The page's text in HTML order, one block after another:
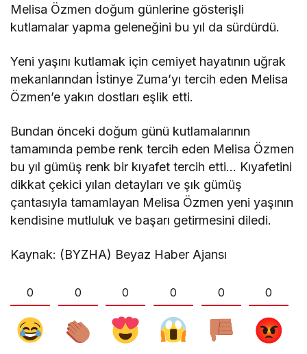
Melisa Özmen doğum günlerine gösterişli
kutlamalar yapma geleneğini bu yıl da sürdürdü.
Yeni yaşını kutlamak için cemiyet hayatının uğrak
mekanlarından İstinye Zuma’yı tercih eden Melisa
Özmen’e yakın dostları eşlik etti.
Bundan önceki doğum günü kutlamalarının
tamamında pembe renk tercih eden Melisa Özmen
bu yıl gümüş renk bir kıyafet tercih etti… Kıyafetini
dikkat çekici yılan detayları ve şık gümüş
çantasıyla tamamlayan Melisa Özmen yeni yaşının
kendisine mutluluk ve başarı getirmesini diledi.
Kaynak: (BYZHA) Beyaz Haber Ajansı
0 0 0 0 0 0